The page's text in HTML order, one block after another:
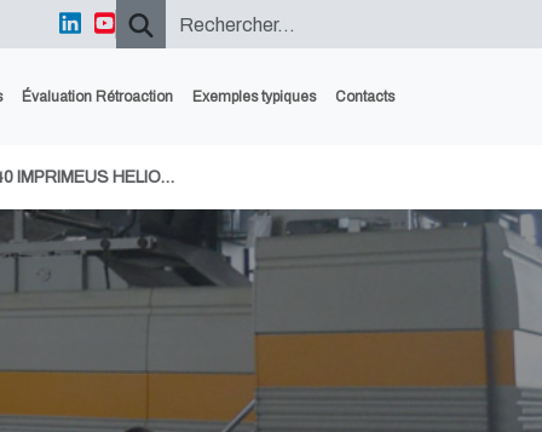
Évaluation Rétroaction Exemples typiques Contacts
IMPRIMEUS HELIO…